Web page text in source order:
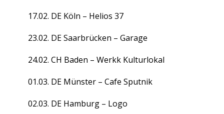
17.02. DE Köln – Helios 37
23.02. DE Saarbrücken – Garage
24.02. CH Baden – Werkk Kulturlokal
01.03. DE Münster – Cafe Sputnik
02.03. DE Hamburg – Logo